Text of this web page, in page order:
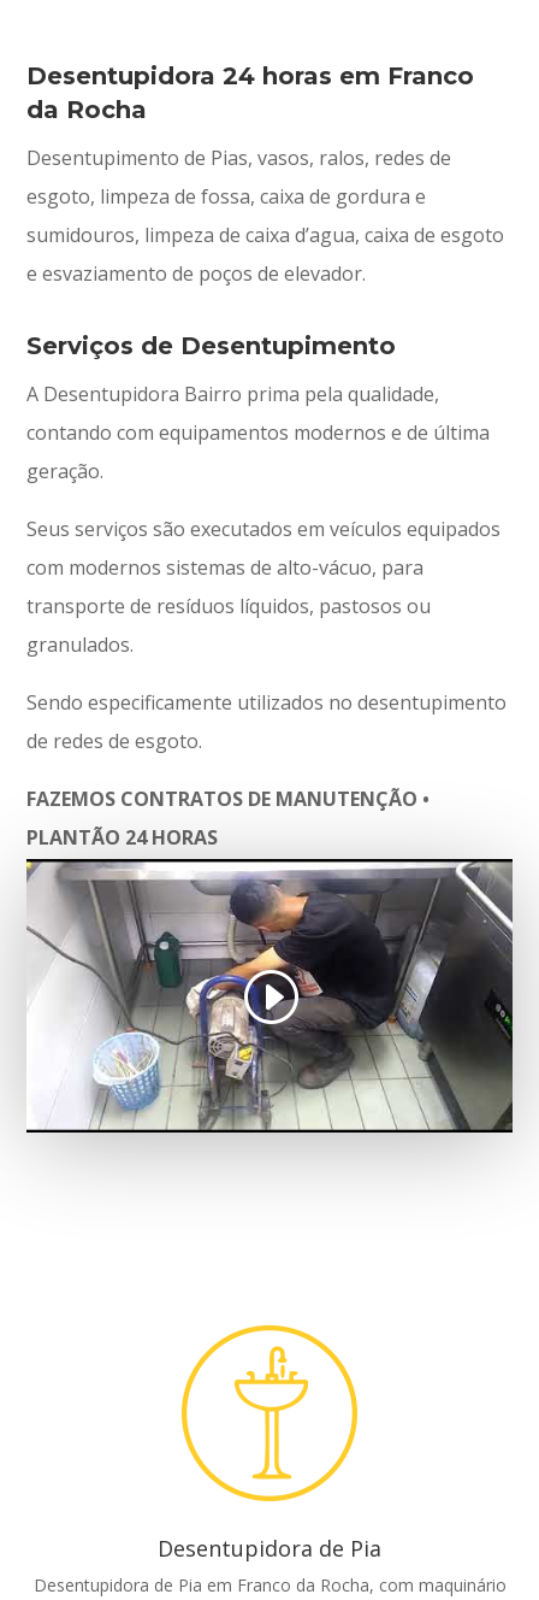
Desentupidora 24 horas em Franco
da Rocha
Desentupimento de Pias, vasos, ralos, redes de
esgoto, limpeza de fossa, caixa de gordura e
sumidouros, limpeza de caixa d’agua, caixa de esgoto
e esvaziamento de poços de elevador.
Serviços de Desentupimento
A Desentupidora Bairro prima pela qualidade,
contando com equipamentos modernos e de última
geração.
Seus serviços são executados em veículos equipados
com modernos sistemas de alto-vácuo, para
transporte de resíduos líquidos, pastosos ou
granulados.
Sendo especificamente utilizados no desentupimento
de redes de esgoto.
FAZEMOS CONTRATOS DE MANUTENÇÃO •
PLANTÃO 24 HORAS
Desentupidora de Pia
Desentupidora de Pia em Franco da Rocha, com maquinário